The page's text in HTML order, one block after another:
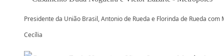
Presidente da União Brasil, Antonio de Rueda e Florinda de Rueda com
Cecília